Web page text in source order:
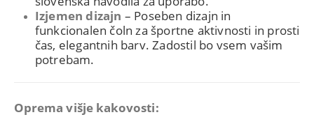
Izjemen dizajn – Poseben dizajn in
funkcionalen čoln za športne aktivnosti in prosti
čas, elegantnih barv. Zadostil bo vsem vašim
potrebam.
Oprema višje kakovosti: